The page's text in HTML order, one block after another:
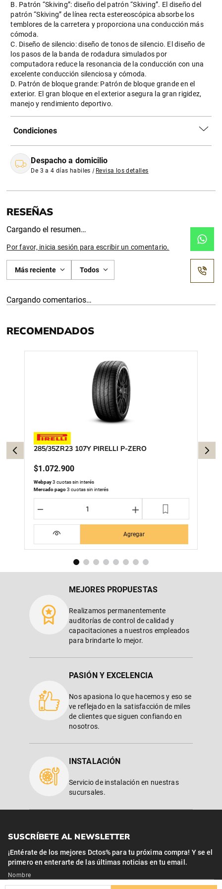
B. Patrón “Skiving”: diseño del patrón “Skiving”. El diseño del
patrón “Skiving” de línea recta estereoscópica absorbe los
temblores de la carretera y proporciona una conducción más
cómoda.
C. Diseño de silencio: diseño de tonos de silencio. El diseño de
los pasos de la banda de rodadura simulados por
computadora reduce la resonancia de la conducción con una
excelente conducción silenciosa y cómoda.
D. Patrón de bloque grande: Patrón de bloque grande en el
exterior. El gran bloque en el exterior asegura la gran rigidez,
manejo y rendimiento deportivo.
Condiciones
Despacho a domicilio
De 3 a 4 días habiles | Revisa los detalles
Cargando el resumen…
Por favor, inicia sesión para escribir un comentario.
Más reciente Todos
Cargando comentarios…
RECOMENDADOS
285/35ZR23 107Y PIRELLI P-ZERO
$1.072.900
Webpay3 cuotas sin interés
Mercado pago3 cuotas sin interés
＋
－
Agregar
MEJORES PROPUESTAS
Realizamos permanentemente
auditorías de control de calidad y
capacitaciones a nuestros empleados
para brindarte lo mejor.
PASIÓN Y EXCELENCIA
Nos apasiona lo que hacemos y eso se
ve reflejado en la satisfacción de miles
de clientes que siguen confiando en
nosotros.
INSTALACIÓN
Servicio de instalación en nuestras
sucursales.
SUSCRÍBETE AL NEWSLETTER
¡Entérate de los mejores Dctos% para tu próxima compra! Y se el
primero en enterarte de las últimas noticias en tu email.
Nombre